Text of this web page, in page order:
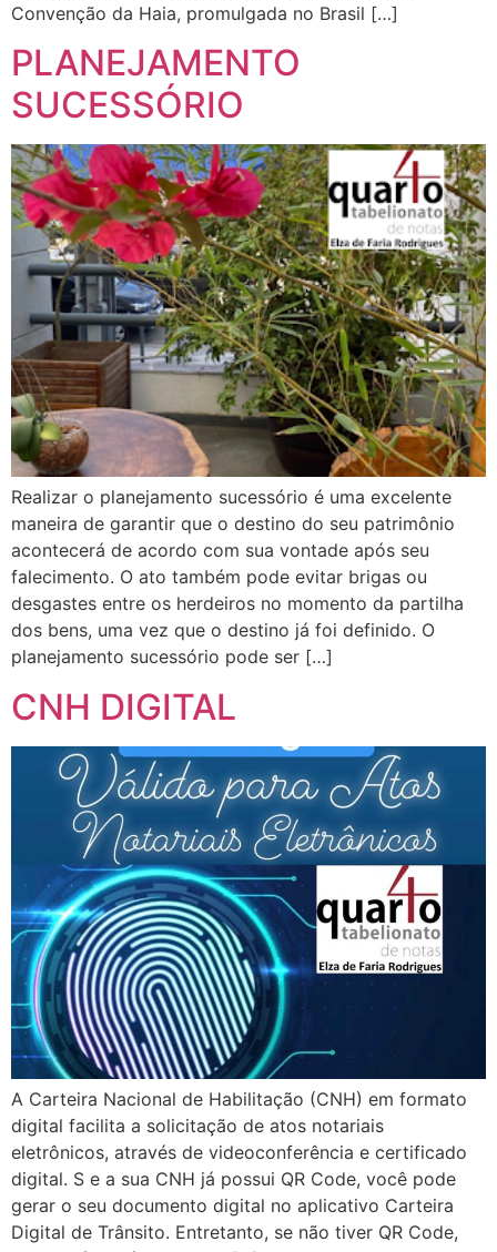
Convenção da Haia, promulgada no Brasil […]
PLANEJAMENTO
SUCESSÓRIO
Realizar o planejamento sucessório é uma excelente
maneira de garantir que o destino do seu patrimônio
acontecerá de acordo com sua vontade após seu
falecimento. O ato também pode evitar brigas ou
desgastes entre os herdeiros no momento da partilha
dos bens, uma vez que o destino já foi definido. O
planejamento sucessório pode ser […]
CNH DIGITAL
A Carteira Nacional de Habilitação (CNH) em formato
digital facilita a solicitação de atos notariais
eletrônicos, através de videoconferência e certificado
digital. S e a sua CNH já possui QR Code, você pode
gerar o seu documento digital no aplicativo Carteira
Digital de Trânsito. Entretanto, se não tiver QR Code,